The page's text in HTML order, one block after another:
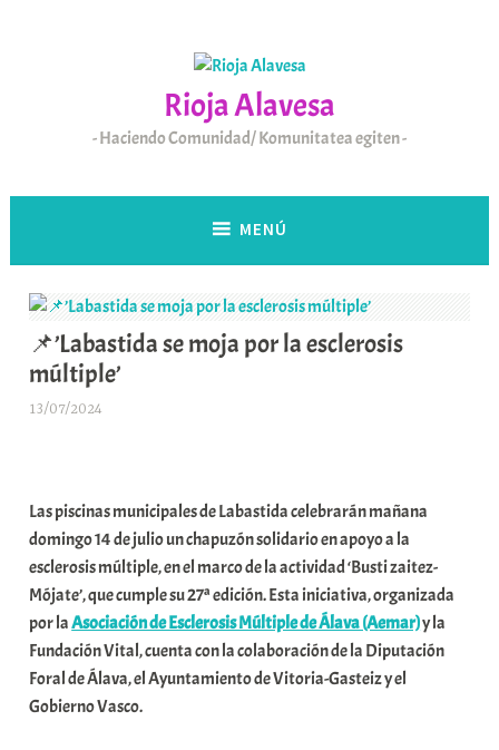
Rioja Alavesa
Haciendo Comunidad/ Komunitatea egiten
MENÚ
📌’Labastida se moja por la esclerosis
múltiple’
13/07/2024
a
r
E
r
r
i
o
x
Las piscinas municipales de Labastida celebrarán mañana
domingo 14 de julio un chapuzón solidario en apoyo a la
esclerosis múltiple, en el marco de la actividad ‘Busti zaitez-
Mójate’, que cumple su 27ª edición. Esta iniciativa, organizada
por laAsociación de Esclerosis Múltiple de Álava (Aemar)y la
Fundación Vital, cuenta con la colaboración de la Diputación
Foral de Álava, el Ayuntamiento de Vitoria-Gasteiz y el
Gobierno Vasco.